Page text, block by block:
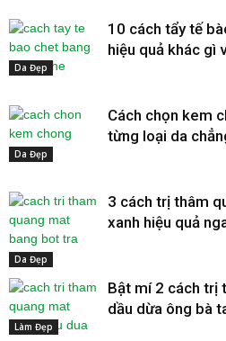
Da Đẹp
10 cách tẩy tế
hiệu quả khác gì
Da Đẹp
Cách chọn kem
từng loại da
Da Đẹp
3 cách trị thâm
xanh hiệu quả
Làm Đẹp
Bật mí 2 cách trị
dầu dừa ông bà